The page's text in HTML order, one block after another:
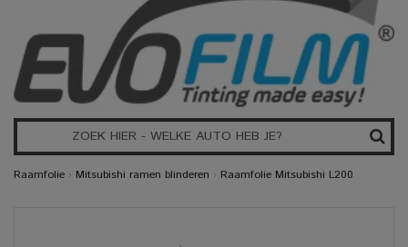
Raamfolie › Mitsubishi ramen blinderen › Raamfolie Mitsubishi L200